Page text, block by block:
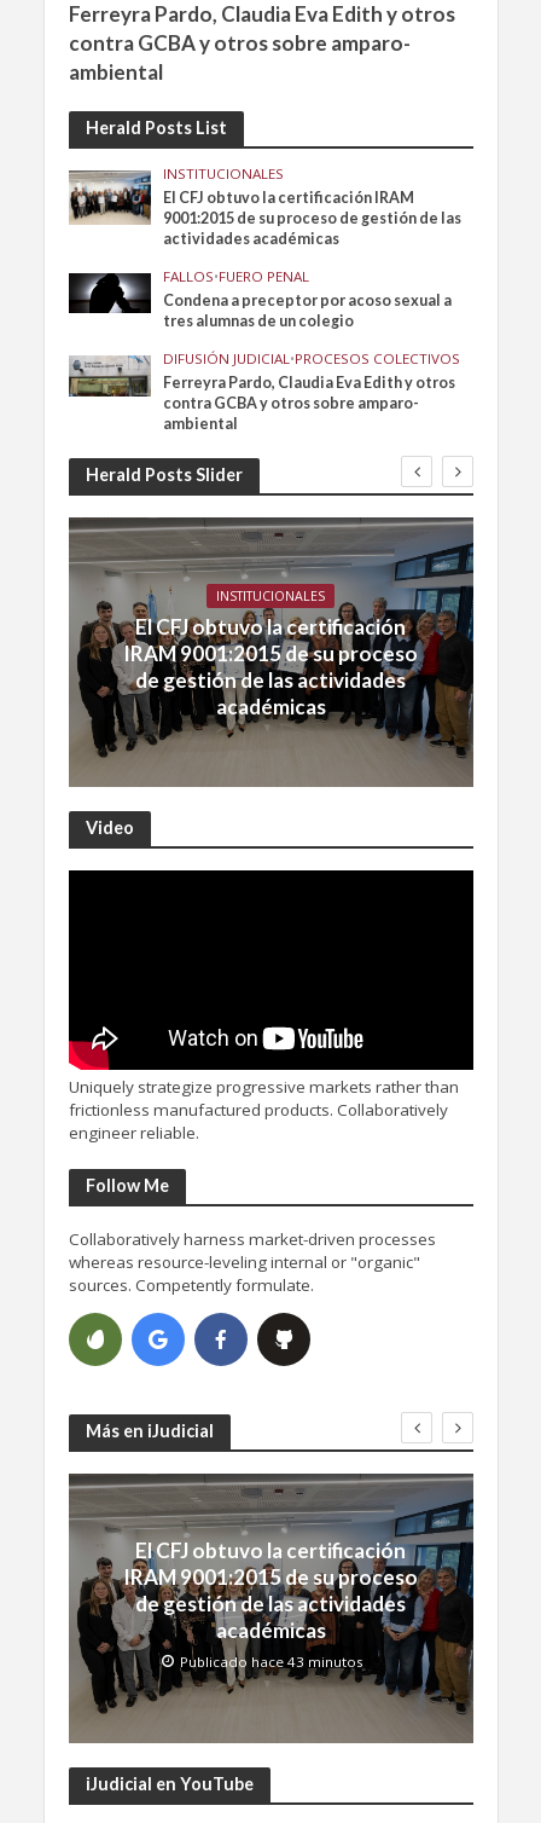
Ferreyra Pardo, Claudia Eva Edith y otros
contra GCBA y otros sobre amparo-
ambiental
Herald Posts List
INSTITUCIONALES
El CFJ obtuvo la certificación IRAM
9001:2015 de su proceso de gestión de las
actividades académicas
FALLOS•FUERO PENAL
Condena a preceptor por acoso sexual a
tres alumnas de un colegio
DIFUSIÓN JUDICIAL •PROCESOS COLECTIVOS
Ferreyra Pardo, Claudia Eva Edith y otros
contra GCBA y otros sobre amparo-
ambiental
Herald Posts Slider
INSTITUCIONALES
El CFJ obtuvo la certificación
IRAM 9001:2015 de su proceso
de gestión de las actividades
académicas
Video
Uniquely strategize progressive markets rather than
frictionless manufactured products. Collaboratively
engineer reliable.
Follow Me
Collaboratively harness market-driven processes
whereas resource-leveling internal or "organic"
sources. Competently formulate.
Más en iJudicial
El CFJ obtuvo la certificación
IRAM 9001:2015 de su proceso
de gestión de las actividades
académicas
Publicado hace 43 minutos
iJudicial en YouTube